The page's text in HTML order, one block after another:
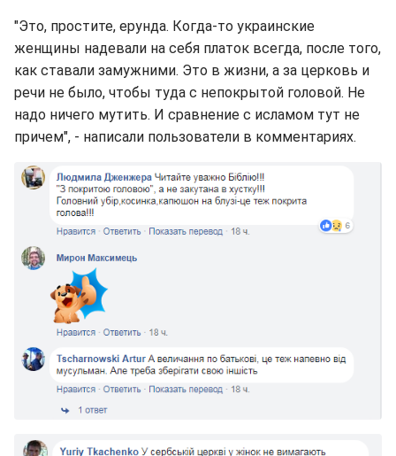
"Это, простите, ерунда. Когда-то украинские
женщины надевали на себя платок всегда, после того,
как ставали замужними. Это в жизни, а за церковь и
речи не было, чтобы туда с непокрытой головой. Не
надо ничего мутить. И сравнение с исламом тут не
причем", - написали пользователи в комментариях.